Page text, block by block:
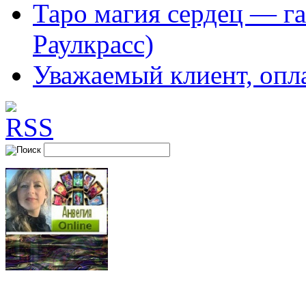
Таро магия сердец —
Раулкрасс)
Уважаемый клиент,